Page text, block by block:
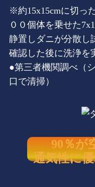
※約15x15cmに切っ
００個体を乗せた
静置しダニが分散し
確認した後に洗浄を
●第三者機関調べ（
口で清掃）
90％が
通気性に